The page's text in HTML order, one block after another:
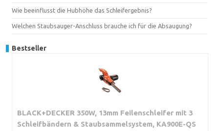
Wie beeinflusst die Hubhöhe das Schleifergebnis?
Welchen Staubsauger-Anschluss brauche ich für die Absaugung?
Bestseller
BLACK+DECKER 350W, 13mm Feilenschleifer mit 3
Schleifbändern & Staubsammelsystem, KA900E-QS